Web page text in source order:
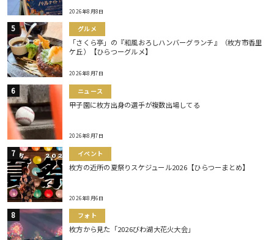
2026年8月8日
グルメ
「さくら亭」の『和風おろしハンバーグランチ』（枚方市香里
ケ丘）【ひらつーグルメ】
2026年8月7日
ニュース
甲子園に枚方出身の選手が複数出場してる
2026年8月7日
イベント
枚方の近所の夏祭りスケジュール2026【ひらつーまとめ】
2026年8月6日
フォト
枚方から見た「2026びわ湖大花火大会」